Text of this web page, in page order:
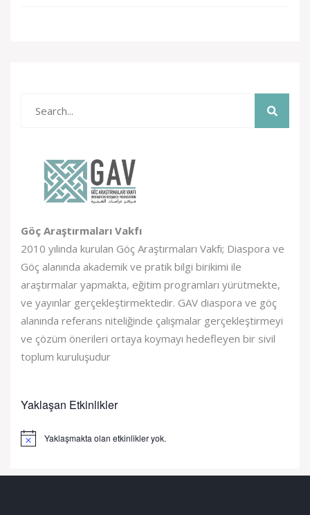
Göç Araştırmaları Vakfı
2010 yılında kurulan Göç Araştırmaları Vakfı; Diaspora ve
Göç alanında akademik ve pratik bilgi birikimi ile
araştırmalar yapmakta, eğitim programları yürütmekte,
ve yayınlar gerçekleştirmektedir. GAV diaspora ve göç
alanında referans niteliğinde çalışmalar gerçekleştirmeyi
ve çözüm önerileri ortaya koymayı hedefleyen bir sivil
toplum kuruluşudur
Yaklaşan Etkinlikler
Notice Yaklaşmakta olan etkinlikler yok.